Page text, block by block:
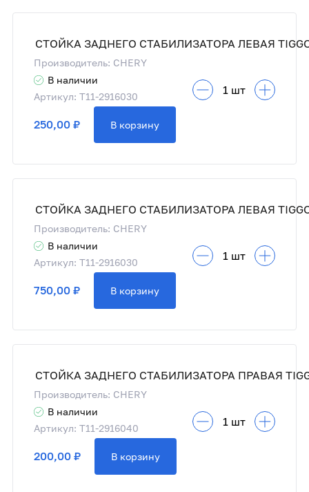
СТОЙКА ЗАДНЕГО СТАБИЛИЗАТОРА ЛЕВАЯ
Производитель: CHERY
В наличии
Артикул: T11-2916030
250,00 ₽ В корзину
Производитель: CHERY
В наличии
Артикул: T11-2916030
750,00 ₽ В корзину
СТОЙКА ЗАДНЕГО СТАБИЛИЗАТОРА ПРАВАЯ
Производитель: CHERY
В наличии
Артикул: T11-2916040
200,00 ₽ В корзину